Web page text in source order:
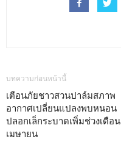
บทความก่อนหน้านี้
เตือนภัยชาวสวนปาล์มสภาพ
อากาศเปลี่ยนแปลงพบหนอน
ปลอกเล็กระบาดเพิ่มช่วงเดือน
เมษายน